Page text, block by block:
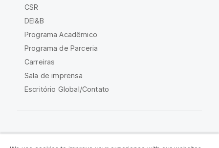
CSR
DEI&B
Programa Acadêmico
Programa de Parceria
Carreiras
Sala de imprensa
Escritório Global/Contato